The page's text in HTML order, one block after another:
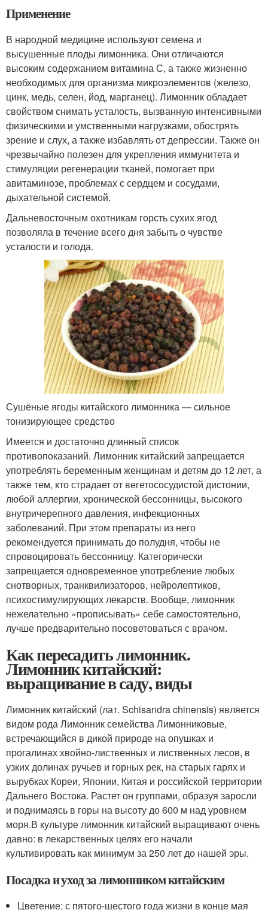
Применение
В народной медицине используют семена и
высушенные плоды лимонника. Они отличаются
высоким содержанием витамина С, а также жизненно
необходимых для организма микроэлементов (железо,
цинк, медь, селен, йод, марганец). Лимонник обладает
свойством снимать усталость, вызванную интенсивными
физическими и умственными нагрузками, обострять
зрение и слух, а также избавлять от депрессии. Также он
чрезвычайно полезен для укрепления иммунитета и
стимуляции регенерации тканей, помогает при
авитаминозе, проблемах с сердцем и сосудами,
дыхательной системой.
Дальневосточным охотникам горсть сухих ягод
позволяла в течение всего дня забыть о чувстве
усталости и голода.
Сушёные ягоды китайского лимонника — сильное
тонизирующее средство
Имеется и достаточно длинный список
противопоказаний. Лимонник китайский запрещается
употреблять беременным женщинам и детям до 12 лет, а
также тем, кто страдает от вегетососудистой дистонии,
любой аллергии, хронической бессонницы, высокого
внутричерепного давления, инфекционных
заболеваний. При этом препараты из него
рекомендуется принимать до полудня, чтобы не
спровоцировать бессонницу. Категорически
запрещается одновременное употребление любых
снотворных, транквилизаторов, нейролептиков,
психостимулирующих лекарств. Вообще, лимонник
нежелательно «прописывать» себе самостоятельно,
лучше предварительно посоветоваться с врачом.
Как пересадить лимонник.
Лимонник китайский:
выращивание в саду, виды
Лимонник китайский (лат. Schisandra chinensis) является
видом рода Лимонник семейства Лимонниковые,
встречающийся в дикой природе на опушках и
прогалинах хвойно-лиственных и лиственных лесов, в
узких долинах ручьев и горных рек, на старых гарях и
вырубках Кореи, Японии, Китая и российской территории
Дальнего Востока. Растет он группами, образуя заросли
и поднимаясь в горы на высоту до 600 м над уровнем
моря.В культуре лимонник китайский выращивают очень
давно: в лекарственных целях его начали
культивировать как минимум за 250 лет до нашей эры.
Посадка и уход за лимонником китайским
Цветение: с пятого-шестого года жизни в конце мая